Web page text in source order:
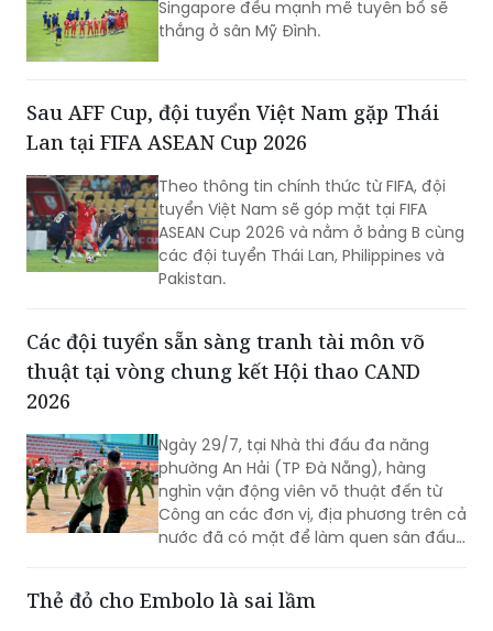
Singapore đều mạnh mẽ tuyên bố sẽ
thắng ở sân Mỹ Đình.
Sau AFF Cup, đội tuyển Việt Nam gặp Thái
Lan tại FIFA ASEAN Cup 2026
Theo thông tin chính thức từ FIFA, đội
tuyển Việt Nam sẽ góp mặt tại FIFA
ASEAN Cup 2026 và nằm ở bảng B cùng
các đội tuyển Thái Lan, Philippines và
Pakistan.
Các đội tuyển sẵn sàng tranh tài môn võ
thuật tại vòng chung kết Hội thao CAND
2026
Ngày 29/7, tại Nhà thi đấu đa năng
phường An Hải (TP Đà Nẵng), hàng
nghìn vận động viên võ thuật đến từ
Công an các đơn vị, địa phương trên cả
nước đã có mặt để làm quen sân đấu,
vào thi đấu tại Vòng Chung kết Hội thao
Thẻ đỏ cho Embolo là sai lầm